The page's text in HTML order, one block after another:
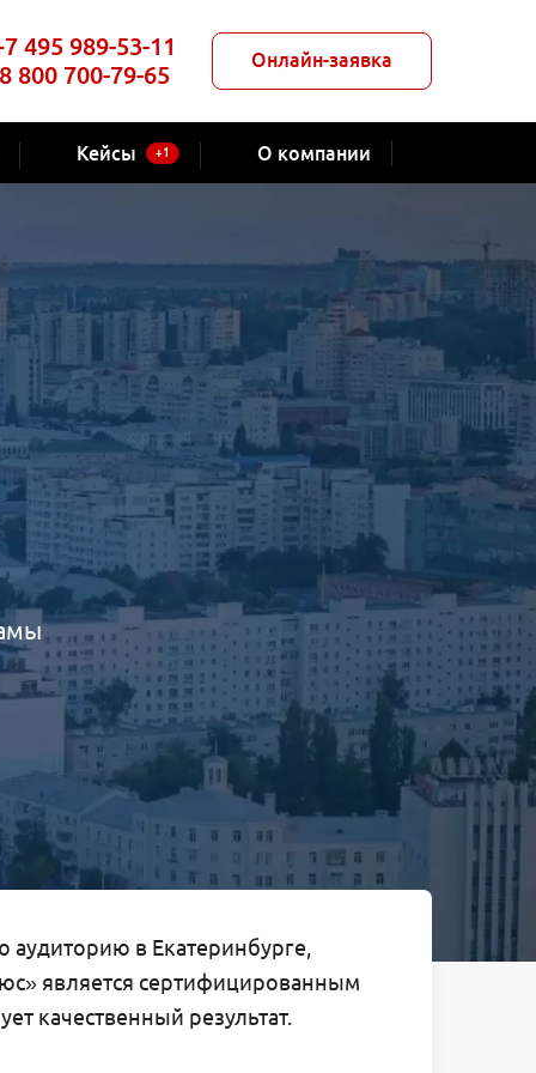
495 989-53-11
8 800 700-79-65
Онлайн-заявка
Кейсы +1 О компании
в Екатеринбурге,
является сертифицированным
качественный результат.